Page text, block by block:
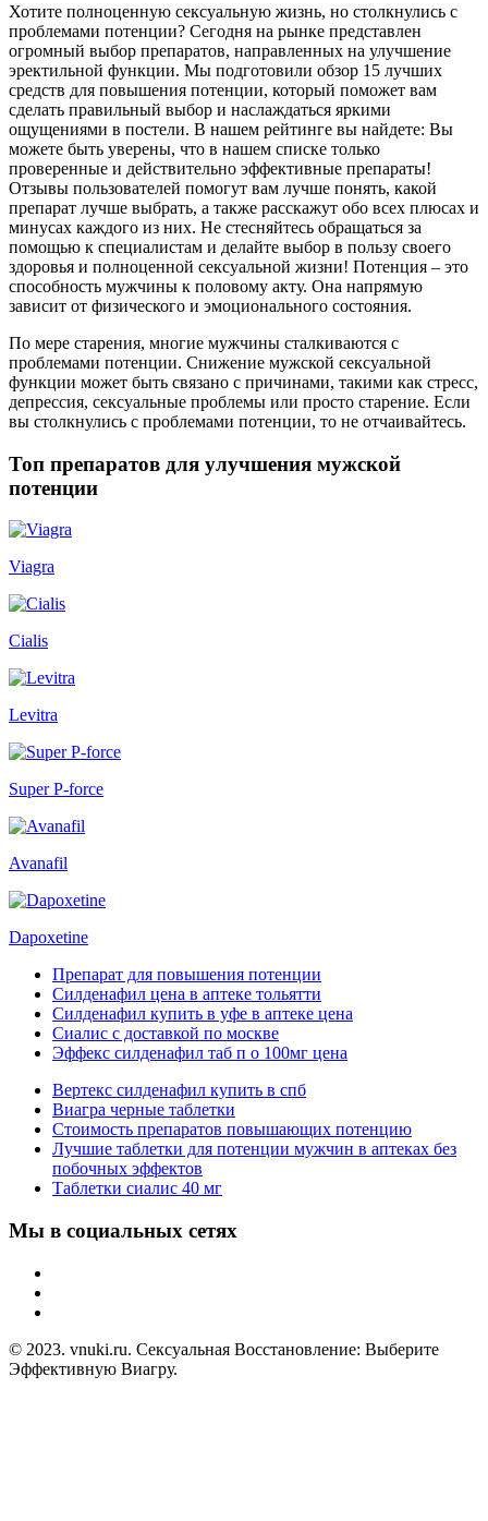
Хотите полноценную сексуальную жизнь, но столкнулись с
проблемами потенции? Сегодня на рынке представлен
огромный выбор препаратов, направленных на улучшение
эректильной функции. Мы подготовили обзор 15 лучших
средств для повышения потенции, который поможет вам
сделать правильный выбор и наслаждаться яркими
ощущениями в постели. В нашем рейтинге вы найдете: Вы
можете быть уверены, что в нашем списке только
проверенные и действительно эффективные препараты!
Отзывы пользователей помогут вам лучше понять, какой
препарат лучше выбрать, а также расскажут обо всех плюсах и
минусах каждого из них. Не стесняйтесь обращаться за
помощью к специалистам и делайте выбор в пользу своего
здоровья и полноценной сексуальной жизни! Потенция – это
способность мужчины к половому акту. Она напрямую
зависит от физического и эмоционального состояния.
По мере старения, многие мужчины сталкиваются с
проблемами потенции. Снижение мужской сексуальной
функции может быть связано с причинами, такими как стресс,
депрессия, сексуальные проблемы или просто старение. Если
вы столкнулись с проблемами потенции, то не отчаивайтесь.
Топ препаратов для улучшения мужской
потенции
Viagra
Cialis
Levitra
Super P-force
Avanafil
Dapoxetine
Препарат для повышения потенции
Силденафил цена в аптеке тольятти
Силденафил купить в уфе в аптеке цена
Сиалис с доставкой по москве
Эффекс силденафил таб п о 100мг цена
Вертекс силденафил купить в спб
Виагра черные таблетки
Стоимость препаратов повышающих потенцию
Лучшие таблетки для потенции мужчин в аптеках без
побочных эффектов
Таблетки сиалис 40 мг
Мы в социальных сетях
© 2023. vnuki.ru. Сексуальная Восстановление: Выберите
Эффективную Виагру.